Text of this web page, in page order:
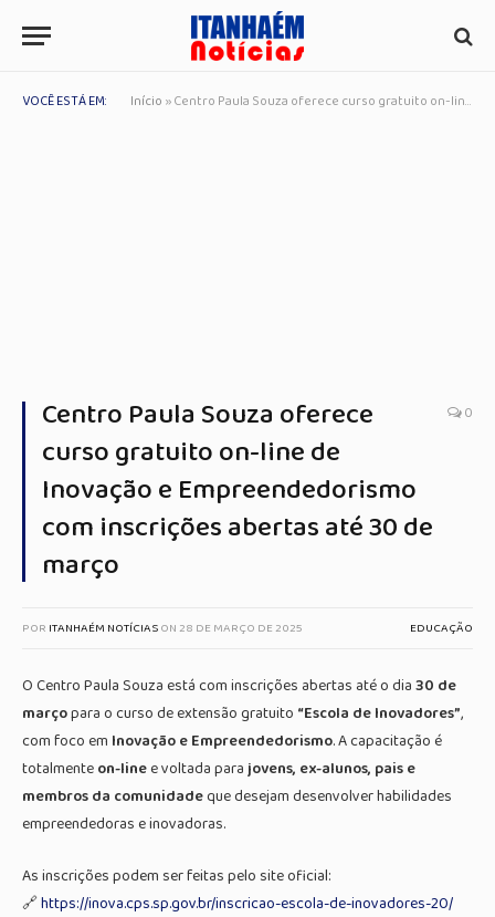
VOCÊ ESTÁ EM: Início »Centro Paula Souza oferece curso gratuito on-line de Inovação e Empreendedorismo com inscrições abertas até 30 de março
Centro Paula Souza oferece
curso gratuito on-line de
Inovação e Empreendedorismo
com inscrições abertas até 30 de
março
0
POR ITANHAÉM NOTÍCIASON28 DE MARÇO DE 2025 EDUCAÇÃO
O Centro Paula Souza está com inscrições abertas até o dia30 de
marçopara o curso de extensão gratuito “Escola de Inovadores”,
com foco em Inovação e Empreendedorismo. A capacitação é
totalmenteon-linee voltada parajovens, ex-alunos, pais e
membros da comunidadeque desejam desenvolver habilidades
empreendedoras e inovadoras.
As inscrições podem ser feitas pelo site oficial:
🔗https://inova.cps.sp.gov.br/inscricao-escola-de-inovadores-20/